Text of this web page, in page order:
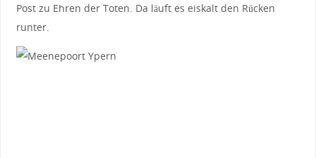
Post zu Ehren der Toten. Da läuft es eiskalt den Rücken
runter.